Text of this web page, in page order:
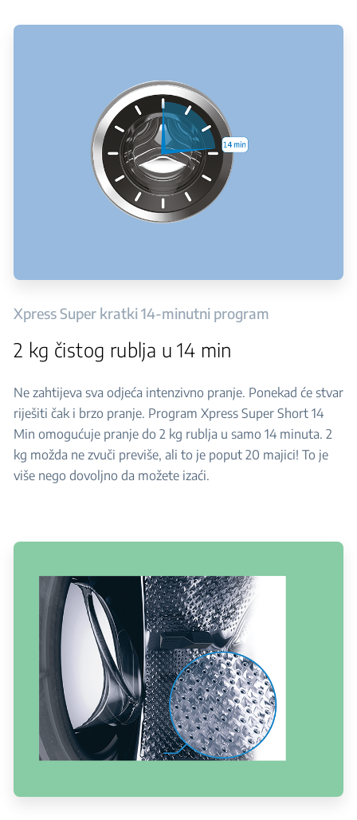
Xpress Super kratki 14-minutni program
2 kg čistog rublja u 14 min
Ne zahtijeva sva odjeća intenzivno pranje. Ponekad će stvar
riješiti čak i brzo pranje. Program Xpress Super Short 14
Min omogućuje pranje do 2 kg rublja u samo 14 minuta. 2
kg možda ne zvuči previše, ali to je poput 20 majici! To je
više nego dovoljno da možete izaći.